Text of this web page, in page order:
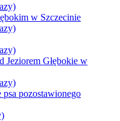
w Szczecinie
Jeziorem Głębokie w
pozostawionego